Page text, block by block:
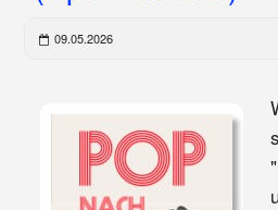
09.05.2026